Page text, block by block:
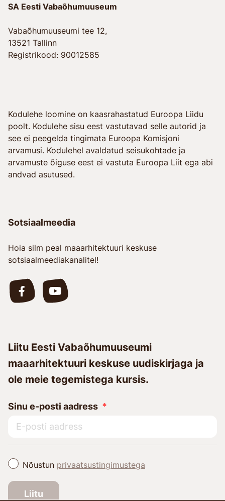
SA Eesti Vabaõhumuuseum
Vabaõhumuuseumi tee 12,
13521 Tallinn
Registrikood: 90012585
Kodulehe loomine on kaasrahastatud Euroopa Liidu
poolt. Kodulehe sisu eest vastutavad selle autorid ja
see ei peegelda tingimata Euroopa Komisjoni
arvamusi. Kodulehel avaldatud seisukohtade ja
arvamuste õiguse eest ei vastuta Euroopa Liit ega abi
andvad asutused.
Sotsiaalmeedia
Hoia silm peal maaarhitektuuri keskuse
sotsiaalmeediakanalitel!
Liitu Eesti Vabaõhumuuseumi
maaarhitektuuri keskuse uudiskirjaga ja
ole meie tegemistega kursis.
Sinu e-posti aadress
Nõustun privaatsustingimustega
Liitu